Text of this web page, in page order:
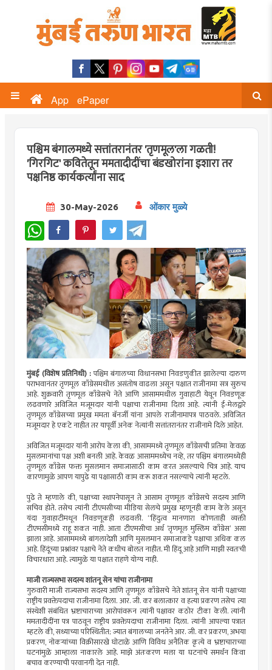
App ePaper
पश्चिम बंगालमध्ये सत्तांतरानंतर 'तृणमूल'ला गळती!
'गिरगिट' कवितेतून ममतादीदींचा बंडखोरांना इशारा तर
पक्षनिष्ठ कार्यकर्त्यांना साद
30-May-2026 ओंकार मुळ्ये
WhatsApp
मुंबई (विशेष प्रतिनिधी) :पश्चिम बंगालच्या विधानसभा निवडणुकीत झालेल्या दारुण
पराभवानंतर तृणमूल काँग्रेसमधील असंतोष वाढला असून पक्षात राजीनामा सत्र सुरुच
आहे. शुक्रवारी तृणमूल काँग्रेसचे नेते आणि आसाममधील गुवाहाटी येथून निवडणूक
लढवणारे अविजित मजूमदार यांनी पक्षाचा राजीनामा दिला आहे. त्यांनी ई-मेलद्वारे
तृणमूल काँग्रेसच्या प्रमुख ममता बॅनर्जी यांना आपले राजीनामापत्र पाठवले. अविजित
मजूमदार हे एकटे नाहीत तर यापूर्वी अनेक नेत्यांनी सत्तांतरानंतर राजीनामे दिले आहेत.
अविजित मजूमदार यांनी आरोप केला की, आसाममध्ये तृणमूल काँग्रेसची प्रतिमा केवळ
मुसलमानांचा पक्ष अशी बनली आहे. केवळ आसाममध्येच नव्हे, तर पश्चिम बंगालमध्येही
तृणमूल काँग्रेस फक्त मुसलमान समाजासाठी काम करत असल्याचे चित्र आहे. याच
कारणामुळे आपण यापुढे या पक्षासाठी काम करू शकत नसल्याचे त्यांनी म्हटले.
पुढे ते म्हणाले की, पक्षाच्या स्थापनेपासून ते आसाम तृणमूल काँग्रेसचे सदस्य आणि
सचिव होते. तसेच त्यांनी टीएमसीच्या मीडिया सेलचे प्रमुख म्हणूनही काम केले असून
यंदा गुवाहाटीमधून निवडणूकही लढवली. “हिंदुत्व मानणारा कोणताही व्यक्ती
टीएमसीमध्ये राहू शकत नाही. आता टीएमसीचा अर्थ ‘तृणमूल मुस्लिम काँग्रेस’ असा
झाला आहे. आसाममध्ये बांगलादेशी आणि मुसलमान समाजाकडे पक्षाचा अधिक कल
आहे. हिंदूंच्या प्रश्नांवर पक्षाचे नेते कधीच बोलत नाहीत. मी हिंदू आहे आणि माझी स्वतःची
विचारधारा आहे. त्यामुळे या पक्षात राहणे योग्य नाही.
माजी राज्यसभा सदस्य शांतनू सेन यांचा राजीनामा
गुरुवारी माजी राज्यसभा सदस्य आणि तृणमूल काँग्रेसचे नेते शांतनू सेन यांनी पक्षाच्या
राष्ट्रीय प्रवक्तेपदाचा राजीनामा दिला. आर. जी. कर बलात्कार व हत्या प्रकरण तसेच त्या
संस्थेशी संबंधित भ्रष्टाचाराच्या आरोपांवरून त्यांनी पक्षावर कठोर टीका केली. त्यांनी
ममतादीदींना पत्र पाठवून राष्ट्रीय प्रवक्तेपदाचा राजीनामा दिला. त्यांनी आपल्या पत्रात
म्हटले की, सध्याच्या परिस्थितीत; ज्यात बंगालच्या जनतेने आर. जी. कर प्रकरण, अभया
प्रकरण, नोकऱ्यांच्या विक्रीसारखे घोटाळे आणि विविध अनैतिक कृत्ये व भ्रष्टाचाराच्या
घटनांमुळे आम्हाला नाकारले आहे. माझे अंतःकरण मला या घटनांचे समर्थन किंवा
बचाव करण्याची परवानगी देत नाही.